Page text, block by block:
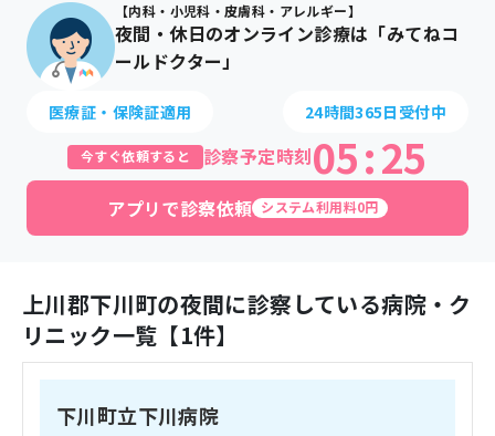
【内科・小児科・皮膚科・アレルギー】
夜間・休日のオンライン診療は「みてねコ
ールドクター」
医療証・保険証適用 24時間365日受付中
今すぐ依頼すると 診察予定時刻05:25
アプリで診察依頼 システム利用料0円
上川郡下川町の夜間に診察している病院・ク
リニック一覧【1件】
下川町立下川病院